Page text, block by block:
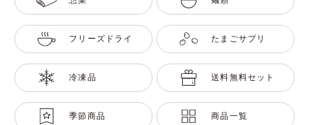
フリーズドライ たまごサプリ
冷凍品 送料無料セット
季節商品 商品一覧